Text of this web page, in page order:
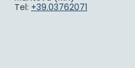
Tel: +39.03762071